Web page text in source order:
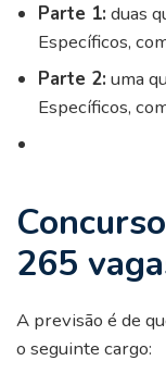
Parte 1: duas
Específicos,
Parte 2: uma
Específicos,
265
A previsão é de
o seguinte cargo: